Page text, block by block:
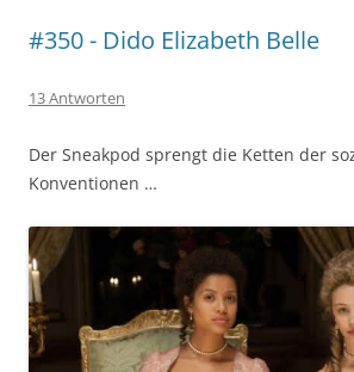
#350 - Dido Elizabeth Belle
13 Antworten
Der Sneakpod sprengt die Ketten der
Konventionen …